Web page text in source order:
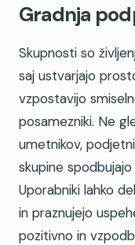
Gradnja
Skupnosti so
saj ustvarjajo
vzpostavijo
posamezniki. Ne
umetnikov,
skupine
Uporabniki lahko
in praznujejo
pozitivno in